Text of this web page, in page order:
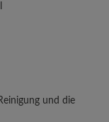
und die